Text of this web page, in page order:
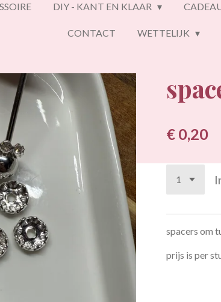
DIY - KANT EN KLAAR
CONTACT WETTELIJK
€ 0,20
spacers om
prijs is per